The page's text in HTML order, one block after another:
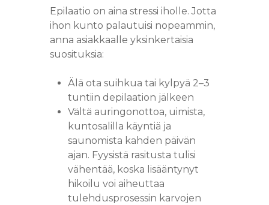
Epilaatio on aina stressi iholle. Jotta
ihon kunto palautuisi nopeammin,
anna asiakkaalle yksinkertaisia
suosituksia:
Älä ota suihkua tai kylpyä 2–3
tuntiin depilaation jälkeen
Vältä auringonottoa, uimista,
kuntosalilla käyntiä ja
saunomista kahden päivän
ajan. Fyysistä rasitusta tulisi
vähentää, koska lisääntynyt
hikoilu voi aiheuttaa
tulehdusprosessin karvojen